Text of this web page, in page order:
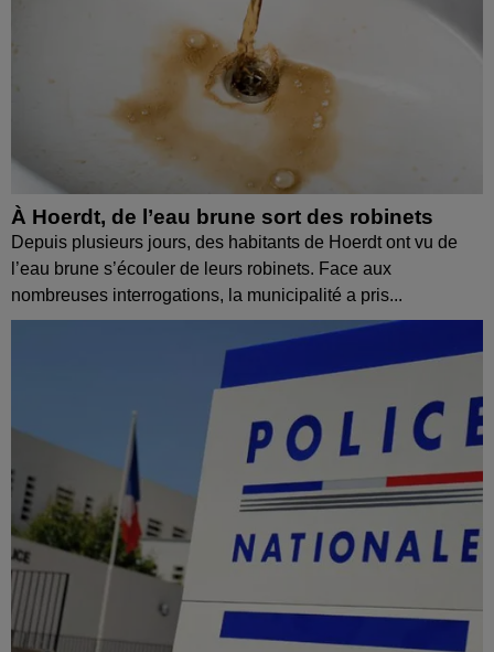
À Hoerdt, de l’eau brune sort des robinets
Depuis plusieurs jours, des habitants de Hoerdt ont vu de
l’eau brune s’écouler de leurs robinets. Face aux
nombreuses interrogations, la municipalité a pris...